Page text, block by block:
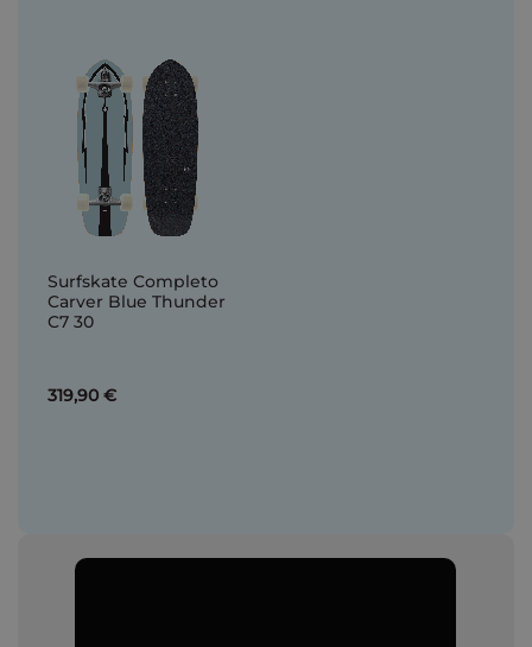
Surfskate Completo
Carver Blue Thunder
C7 30
319,90 €